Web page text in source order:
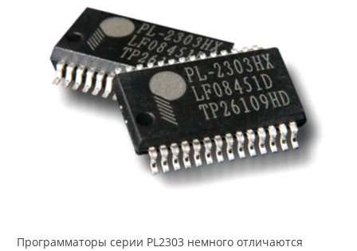
Программаторы серии PL2303 немного отличаются